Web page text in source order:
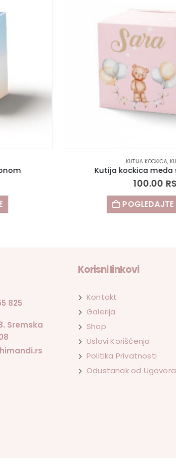
Kutija kockica meda sa balonima
POGLEDAJTE OPCIJE
825
Sremska
Korisni linkovi
Kontakt
Galerija
Shop
Uslovi Korišćenja
Politika Privatnosti
Odustanak od Ugovora